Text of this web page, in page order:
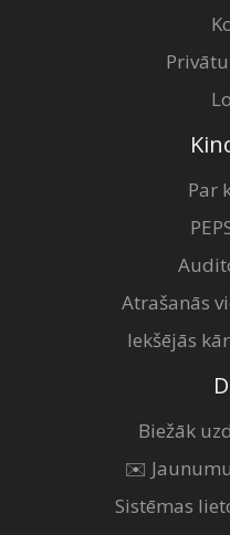
Par
Atrašanās
Iekšējās
Biežāk
✉️
Sistēmas